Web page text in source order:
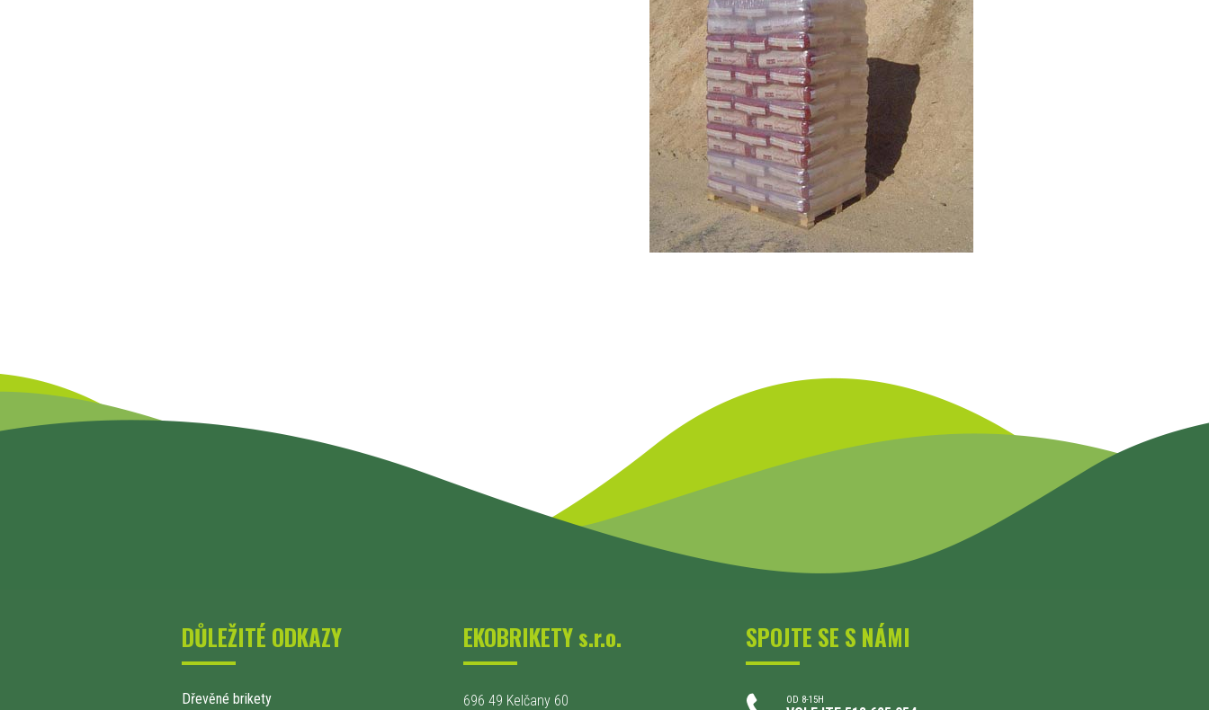
DŮLEŽITÉ ODKAZY
Dřevěné brikety
EKOBRIKETY s.r.o.
696 49 Kelčany 60
SPOJTE SE S NÁMI
OD 8-15H